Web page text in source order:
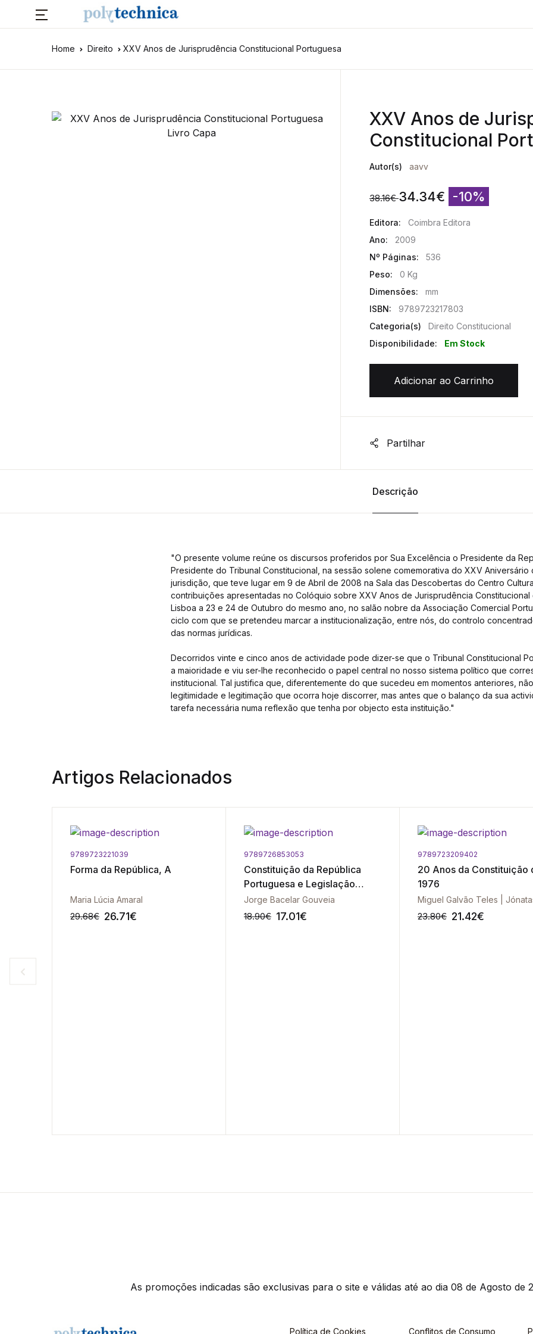
Home Direito XXV Anos de Jurisprudência Constitucional Portuguesa
XXV Anos de
Constitucional
Autor(s) aavv
38.16€ 34.34€ -10%
Editora:
Coimbra Editora
Ano:
2009
Nº Páginas:
536
Peso:
0 Kg
Dimensões:
mm
ISBN:
9789723217803
Categoria(s)
Direito Constitucional
Disponibilidade:
Em Stock
Adicionar ao Carrinho
Partilhar
Descrição
"O presente volume reúne os discursos proferidos por Sua Excelência o Presidente da
Presidente do Tribunal Constitucional, na sessão solene comemorativa do XXV Aniversário
jurisdição, que teve lugar em 9 de Abril de 2008 na Sala das Descobertas do Centro
contribuições apresentadas no Colóquio sobre XXV Anos de Jurisprudência Constitucional
Lisboa a 23 e 24 de Outubro do mesmo ano, no salão nobre da Associação Comercial
ciclo com que se pretendeu marcar a institucionalização, entre nós, do controlo
das normas jurídicas.
Decorridos vinte e cinco anos de actividade pode dizer-se que o Tribunal Constitucional
a maioridade e viu ser-lhe reconhecido o papel central no nosso sistema político que
institucional. Tal justifica que, diferentemente do que sucedeu em momentos anteriores,
legitimidade e legitimação que ocorra hoje discorrer, mas antes que o balanço da sua
tarefa necessária numa reflexão que tenha por objecto esta instituição."
Artigos Relacionados
9789723221039
Forma da República, A
Maria Lúcia Amaral
29.68€ 26.71€
9789726853053
Constituição da República
Portuguesa e Legislação
Complementar - 2ª Edição
Jorge Bacelar Gouveia
18.90€ 17.01€
9789723209402
20 Anos da Constituição
1976
23.80€ 21.42€
As promoções indicadas são exclusivas para o site e válidas até ao dia 08 de Agosto de
Política de Cookies Conflitos de Consumo